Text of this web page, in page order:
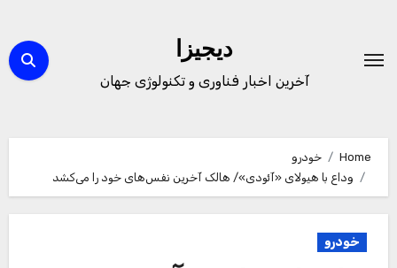
content
دیجیزا
آخرین اخبار فناوری و تکنولوژی جهان
Home
خودرو
وداع با هیولای «آئودی»/ هالک آخرین نفس‌های خود را می‌کشد
خودرو